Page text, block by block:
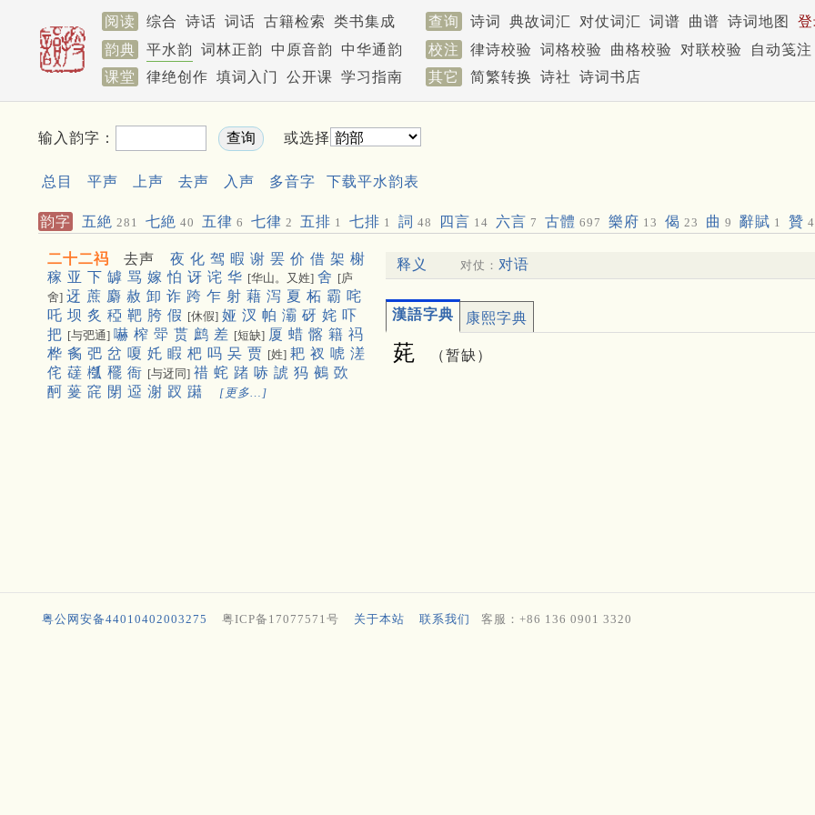
阅读 综合 诗话 词话 古籍检索 类书集成 查询 诗词 典故词汇 对仗词汇 词谱 曲谱 诗词地图
韵典
平水韵 词林正韵 中原音韵 中华通韵 校注 律诗校验 词格校验 曲格校验 对联校验
自动笺注
课堂
律绝创作 填词入门 公开课 学习指南 其它 简繁转换 诗社 诗词书店
输入韵字： 或选择
总目 平声 上声 去声 入声 多音字 下载平水韵表
韵字 五絶 281 七絶 40 五律 6 七律 2 五排 1 七排 1 詞 48 四言 14 六言 7 古體 697 樂府 13 偈 23 曲 9 辭賦 1 贊 4
二十二祃 去声 夜 化 驾 暇 谢 罢 价 借 架 榭
稼 亚 下 罅 骂 嫁 怕 讶 诧 华 [华山。又姓] 舍 [庐
舍] 迓 蔗 麝 赦 卸 诈 跨 乍 射 藉 泻 夏 柘 霸 咤
吒 坝 炙 稏 靶 胯 假 [休假] 娅 汊 帕 灞 砑 姹 吓
把 [与弝通] 嚇 榨 斝 贳 鹧 差 [短缺] 厦 蜡 髂 籍 祃
桦 䏑 弝 岔 嗄 奼 睱 杷 吗 㕦 贾 [姓] 耙 衩 唬 溠
侘 䕢 槬 䆉 衙 [与迓同] 䄍 䖳 踷 哧 諕 犸 鵺 㰳
酠 蓌 䆛 閕 䢝 㴬 䟕 躤 [更多…]
释义 对仗： 对语
漢語字典 康熙字典
䒲 （暂缺）
粤公网安备44010402003275 粤ICP备17077571号 关于本站 联系我们 客服：+86 136 0901 3320